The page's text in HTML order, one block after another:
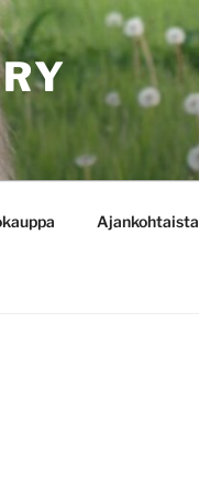
Ajankohtaista